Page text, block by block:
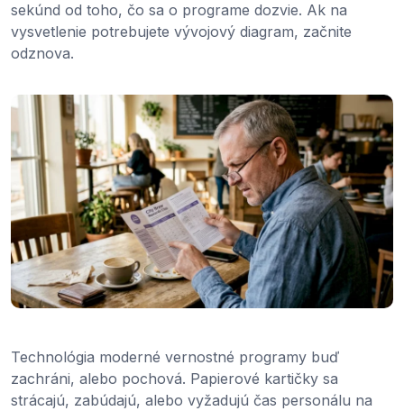
sekúnd od toho, čo sa o programe dozvie. Ak na
vysvetlenie potrebujete vývojový diagram, začnite
odznova.
Technológia moderné vernostné programy buď
zachráni, alebo pochová. Papierové kartičky sa
strácajú, zabúdajú, alebo vyžadujú čas personálu na